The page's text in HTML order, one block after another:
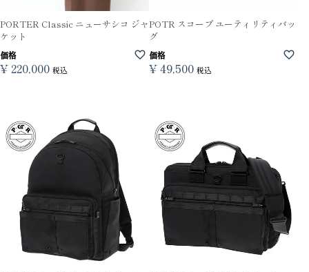
PORTER Classic ニューサシコ ジャ
ケット
価格
¥ 220,000 税込
POTR スコープ ユーティリティバッ
グ
価格
¥49,500 税込